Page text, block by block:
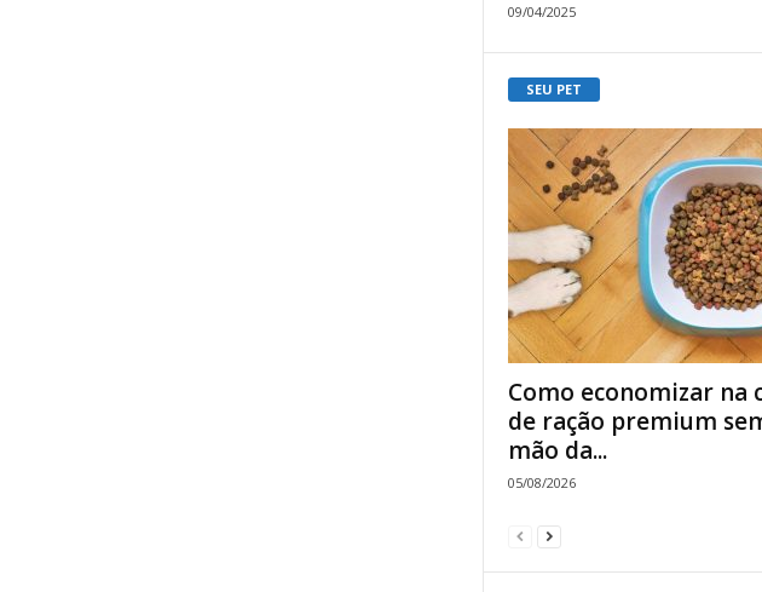
09/04/2025
SEU PET
Como economizar na
de ração premium
mão da...
05/08/2026